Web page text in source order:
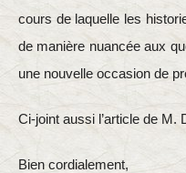
cours de laquelle les
de manière nuancée aux
une nouvelle occasion de
Ci-joint aussi l’article de
Bien cordialement,